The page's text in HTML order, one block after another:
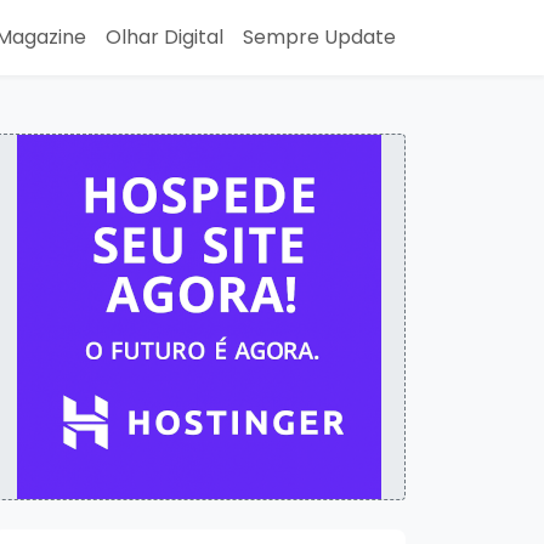
Olhar Digital Sempre Update